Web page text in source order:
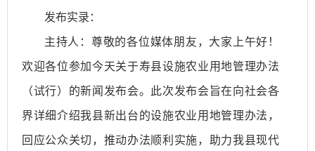
发布实录：
主持人：尊敬的各位媒体朋友，大家上午好！
欢迎各位参加今天关于寿县设施农业用地管理办法
（试行）的新闻发布会。此次发布会旨在向社会各
界详细介绍我县新出台的设施农业用地管理办法，
回应公众关切，推动办法顺利实施，助力我县现代